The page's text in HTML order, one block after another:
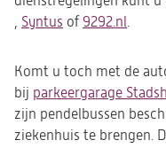
(opent
een
nieuwe
tab)
, Syntus (opent
een
nieuwe
tab)
of 9292.nl(opent
een
tab)
.
Komt u toch met de
bij parkeergarage
zijn pendelbussen
ziekenhuis te brengen.